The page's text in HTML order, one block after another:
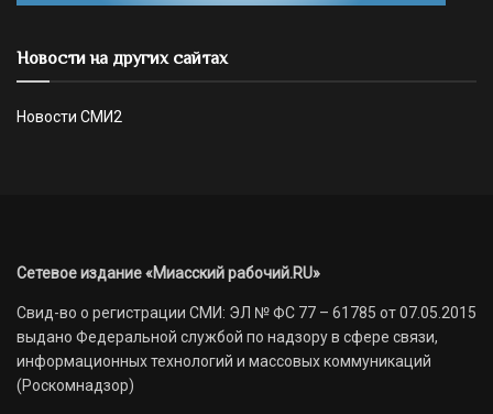
Новости на других сайтах
Новости СМИ2
Сетевое издание «Миасский рабочий.RU»
Свид-во о регистрации СМИ: ЭЛ № ФС 77 – 61785 от 07.05.2015
выдано Федеральной службой по надзору в сфере связи,
информационных технологий и массовых коммуникаций
(Роскомнадзор)